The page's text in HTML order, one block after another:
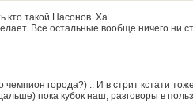
кто такой Насонов. Ха..
Все остальные вообще ничего ни
города?) .. И в стрит кстати
пока кубок наш, разговоры в